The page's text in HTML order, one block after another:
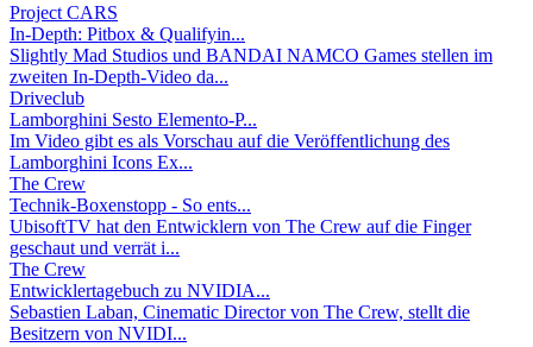
Project CARS
In-Depth: Pitbox & Qualifyin...
Slightly Mad Studios und BANDAI NAMCO Games stellen im
zweiten In-Depth-Video da...
Driveclub
Lamborghini Sesto Elemento-P...
Im Video gibt es als Vorschau auf die Veröffentlichung des
Lamborghini Icons Ex...
The Crew
Technik-Boxenstopp - So ents...
UbisoftTV hat den Entwicklern von The Crew auf die Finger
geschaut und verrät i...
The Crew
Entwicklertagebuch zu NVIDIA...
Sebastien Laban, Cinematic Director von The Crew, stellt die
Besitzern von NVIDI...